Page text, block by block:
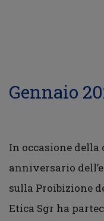
Gennaio
In occasione della
anniversario
sulla Proibizione
Etica Sgr ha